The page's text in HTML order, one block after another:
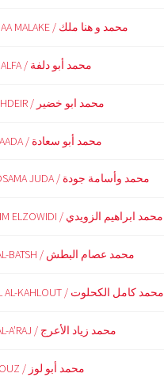
MOHAMMAD & HANAA MALAKE / محمد و هنا ملك
MOHAMMAD ABU DALFA / محمد أبو دلفة
MOHAMMAD ABU KHDEIR / محمد ابو خضير
MOHAMMAD ABU SAADA / محمد أبو سعادة
MOHAMMAD AND OSAMA JUDA / محمد وأسامة جودة
MOHAMMAD IBRAHIM ELZOWIDI / محمد ابراهيم الزويدي
MOHAMMAD ISAM AL-BATSH / محمد عصام البطش
MOHAMMAD KAMEL AL-KAHLOUT / محمد كامل الكحلوت
MOHAMMAD ZIAD AL-A’RAJ / محمد زياد الأعرج
MOHAMMED ABU LOUZ / محمد أبو لوز